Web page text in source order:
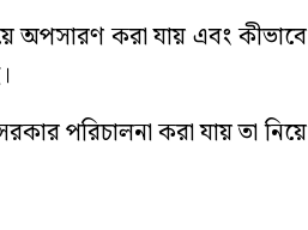
অপসারণ করা যায় এবং কীভাবে
পরিচালনা করা যায় তা নিয়ে